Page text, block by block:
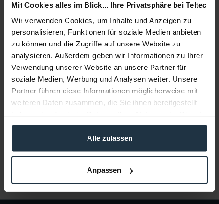
Mit Cookies alles im Blick... Ihre Privatsphäre bei Teltec
Wir verwenden Cookies, um Inhalte und Anzeigen zu
personalisieren, Funktionen für soziale Medien anbieten
zu können und die Zugriffe auf unsere Website zu
analysieren. Außerdem geben wir Informationen zu Ihrer
Verwendung unserer Website an unsere Partner für
soziale Medien, Werbung und Analysen weiter. Unsere
Partner führen diese Informationen möglicherweise mit
weiteren Daten zusammen, die Sie ihnen bereitgestellt
gesammelt haben.
Alle zulassen
Anpassen
Beschreibung
Das Canon KH20x6.4B KRS ist ein 1/2" HDgc Teleobjektiv
mit 20-fachem Zoom für XDCAM HD mit...mehr
Zubehör
3
Zubehör und Empfehlungen
Beratung
Folgende Infos zum Hersteller sind verfübar......